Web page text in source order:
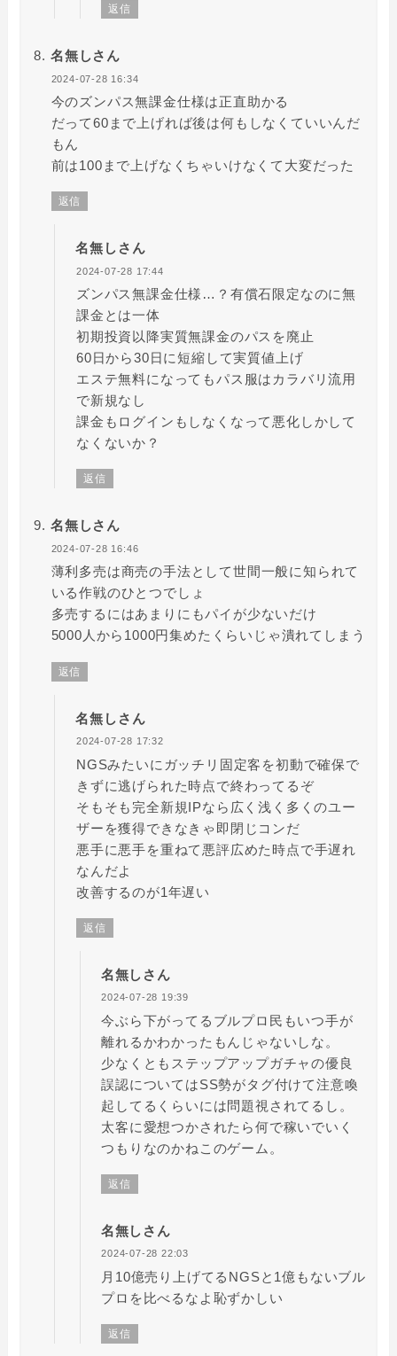
返信
名無しさん
2024-07-28 16:34
今のズンパス無課金仕様は正直助かる
だって60まで上げれば後は何もしなくていいんだ
もん
前は100まで上げなくちゃいけなくて大変だった
返信
名無しさん
2024-07-28 17:44
ズンパス無課金仕様…？有償石限定なのに無
課金とは一体
初期投資以降実質無課金のパスを廃止
60日から30日に短縮して実質値上げ
エステ無料になってもパス服はカラバリ流用
で新規なし
課金もログインもしなくなって悪化しかして
なくないか？
返信
名無しさん
2024-07-28 16:46
薄利多売は商売の手法として世間一般に知られて
いる作戦のひとつでしょ
多売するにはあまりにもパイが少ないだけ
5000人から1000円集めたくらいじゃ潰れてしまう
返信
名無しさん
2024-07-28 17:32
NGSみたいにガッチリ固定客を初動で確保で
きずに逃げられた時点で終わってるぞ
そもそも完全新規IPなら広く浅く多くのユー
ザーを獲得できなきゃ即閉じコンだ
悪手に悪手を重ねて悪評広めた時点で手遅れ
なんだよ
改善するのが1年遅い
返信
名無しさん
2024-07-28 19:39
今ぶら下がってるブルプロ民もいつ手が
離れるかわかったもんじゃないしな。
少なくともステップアップガチャの優良
誤認についてはSS勢がタグ付けて注意喚
起してるくらいには問題視されてるし。
太客に愛想つかされたら何で稼いでいく
つもりなのかねこのゲーム。
返信
名無しさん
2024-07-28 22:03
月10億売り上げてるNGSと1億もないブル
プロを比べるなよ恥ずかしい
返信